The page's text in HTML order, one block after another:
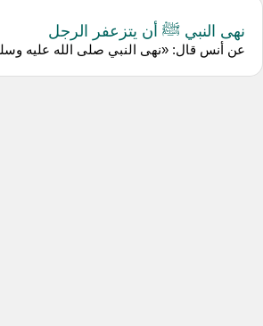
نهى النبي ﷺ أن يتزعفر الرجل
عن ‌أنس قال: «نهى النبي صلى الله عليه